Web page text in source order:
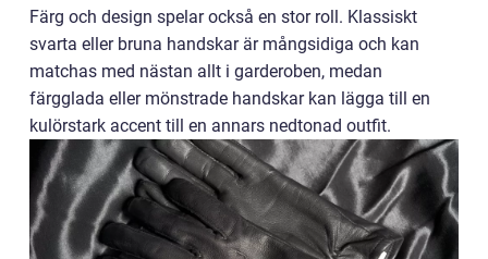
Färg och design spelar också en stor roll. Klassiskt
svarta eller bruna handskar är mångsidiga och kan
matchas med nästan allt i garderoben, medan
färgglada eller mönstrade handskar kan lägga till en
kulörstark accent till en annars nedtonad outfit.